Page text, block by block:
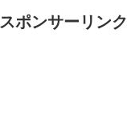
スポンサーリンク